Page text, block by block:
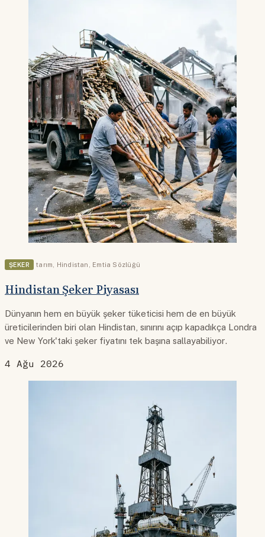
ŞEKER tarım Hindistan Emtia Sözlüğü
Hindistan Şeker Piyasası
Dünyanın hem en büyük şeker tüketicisi hem de en büyük
üreticilerinden biri olan Hindistan, sınırını açıp kapadıkça Londra
ve New York'taki şeker fiyatını tek başına sallayabiliyor.
4 Ağu 2026